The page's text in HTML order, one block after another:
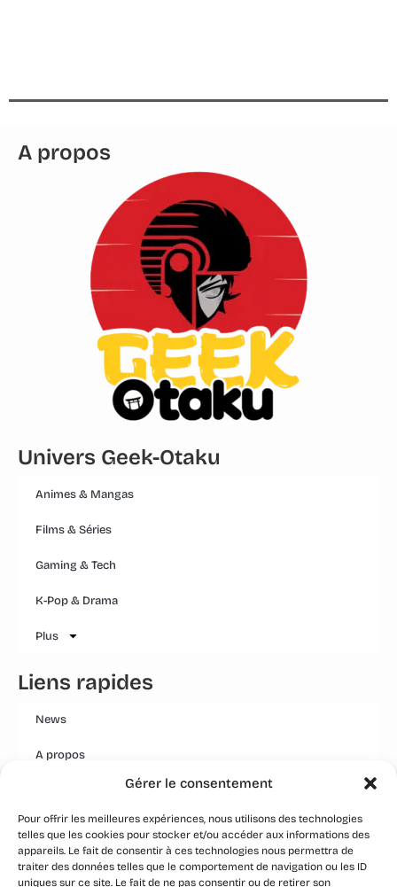
Gérer le consentement
Pour offrir les meilleures expériences, nous utilisons des technologies
telles que les cookies pour stocker et/ou accéder aux informations des
appareils. Le fait de consentir à ces technologies nous permettra de
traiter des données telles que le comportement de navigation ou les ID
uniques sur ce site. Le fait de ne pas consentir ou de retirer son
A propos
Univers Geek-Otaku
Animes & Mangas
Films & Séries
Gaming & Tech
K-Pop & Drama
Plus
Liens rapides
News
A propos
Mentions légales
Conditions générales
Politique Qualité Groupe